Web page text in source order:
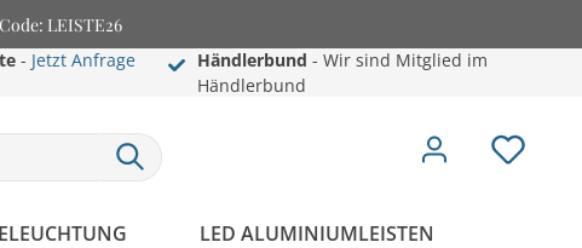
LEISTE26
- Jetzt Anfrage
Händlerbund - Wir sind Mitglied im
Händlerbund
LED ALUMINIUMLEISTEN